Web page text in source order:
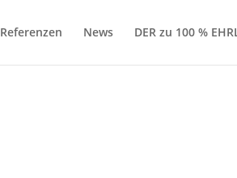
Referenzen News DER zu 100 %